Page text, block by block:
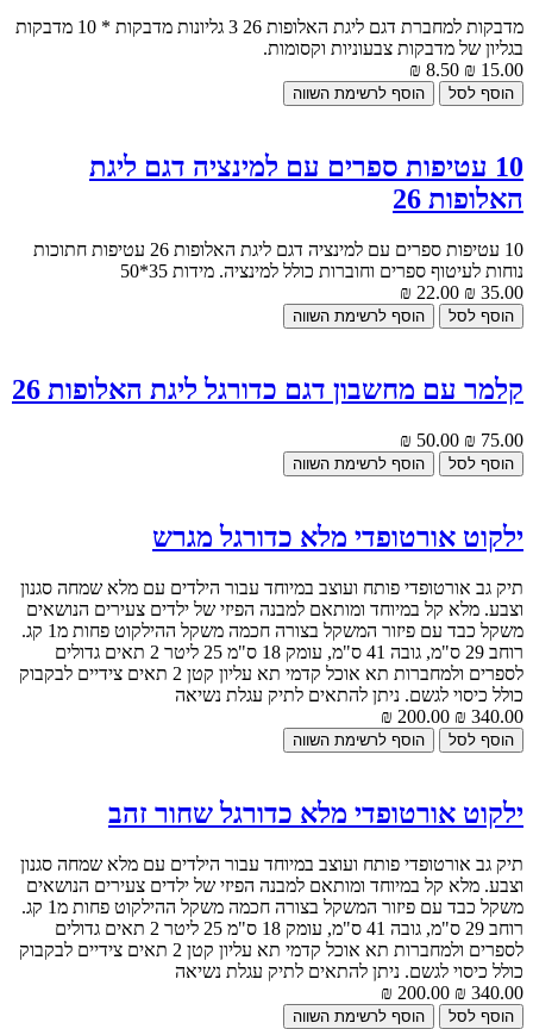
מדבקות למחברת דגם ליגת האלופות 26 3 גליונות מדבקות * 10 מדבקות
בגליון של מדבקות צבעוניות וקסומות.
15.00 ₪
8.50 ₪
10 עטיפות ספרים עם למינציה דגם ליגת
האלופות 26
10 עטיפות ספרים עם למינציה דגם ליגת האלופות 26 עטיפות חתוכות
נוחות לעיטוף ספרים וחוברות כולל למינציה. מידות 35*50
35.00 ₪
22.00 ₪
קלמר עם מחשבון דגם כדורגל ליגת האלופות 26
75.00 ₪
50.00 ₪
ילקוט אורטופדי מלא כדורגל מגרש
תיק גב אורטופדי פותח ועוצב במיוחד עבור הילדים עם מלא שמחה סגנון
וצבע. מלא קל במיוחד ומותאם למבנה הפיזי של ילדים צעירים הנושאים
משקל כבד עם פיזור המשקל בצורה חכמה משקל ההילקוט פחות מ1 קג.
רוחב 29 ס"מ, גובה 41 ס"מ, עומק 18 ס"מ 25 ליטר 2 תאים גדולים
לספרים ולמחברות תא אוכל קדמי תא עליון קטן 2 תאים צידיים לבקבוק
כולל כיסוי לגשם. ניתן להתאים לתיק עגלת נשיאה
340.00 ₪
200.00 ₪
ילקוט אורטופדי מלא כדורגל שחור זהב
תיק גב אורטופדי פותח ועוצב במיוחד עבור הילדים עם מלא שמחה סגנון
וצבע. מלא קל במיוחד ומותאם למבנה הפיזי של ילדים צעירים הנושאים
משקל כבד עם פיזור המשקל בצורה חכמה משקל ההילקוט פחות מ1 קג.
רוחב 29 ס"מ, גובה 41 ס"מ, עומק 18 ס"מ 25 ליטר 2 תאים גדולים
לספרים ולמחברות תא אוכל קדמי תא עליון קטן 2 תאים צידיים לבקבוק
כולל כיסוי לגשם. ניתן להתאים לתיק עגלת נשיאה
340.00 ₪
200.00 ₪